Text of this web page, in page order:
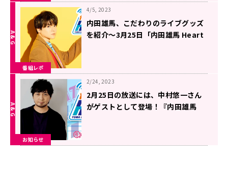
番組レポ
4/5, 2023
内田雄馬、こだわりのライブグッズ
を紹介〜3月25日「内田雄馬 Heart
お知らせ
2/24, 2023
2月25日の放送には、中村悠一さん
がゲストとして登場！『内田雄馬